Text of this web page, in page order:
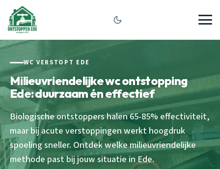
WC VERSTOPT EDE
Milieuvriendelijke wc ontstopping
Ede: duurzaam én effectief
Biologische ontstoppers halen 65-85% effectiviteit,
maar bij acute verstoppingen werkt hoogdruk
spoeling sneller. Ontdek welke milieuvriendelijke
methode past bij jouw situatie in Ede.